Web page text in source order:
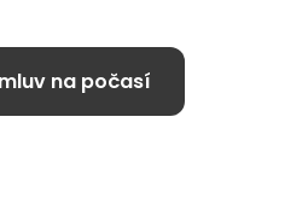
na počasí